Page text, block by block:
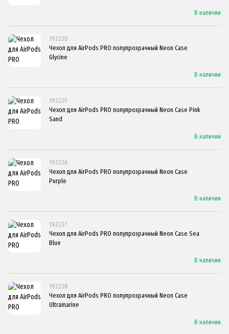
В наличии
192230
Чехол для AirPods PRO полупрозрачный Neon Case
Glycine
В наличии
192235
Чехол для AirPods PRO полупрозрачный Neon Case Pink
Sand
В наличии
192236
Чехол для AirPods PRO полупрозрачный Neon Case
Purple
В наличии
192237
Чехол для AirPods PRO полупрозрачный Neon Case Sea
Blue
В наличии
192238
Чехол для AirPods PRO полупрозрачный Neon Case
Ultramarine
В наличии